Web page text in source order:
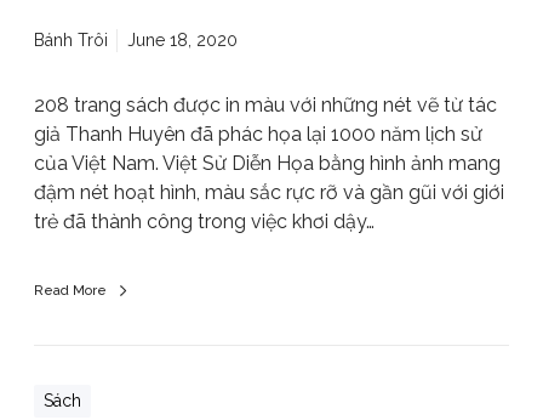
Bánh Trôi June 18, 2020
208 trang sách được in màu với những nét vẽ từ tác
giả Thanh Huyên đã phác họa lại 1000 năm lịch sử
của Việt Nam. Việt Sử Diễn Họa bằng hình ảnh mang
đậm nét hoạt hình, màu sắc rực rỡ và gần gũi với giới
trẻ đã thành công trong việc khơi dậy…
Read More
Sách